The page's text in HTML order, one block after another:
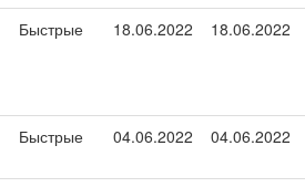
Быстрые 18.06.2022 18.06.2022
Быстрые 04.06.2022 04.06.2022